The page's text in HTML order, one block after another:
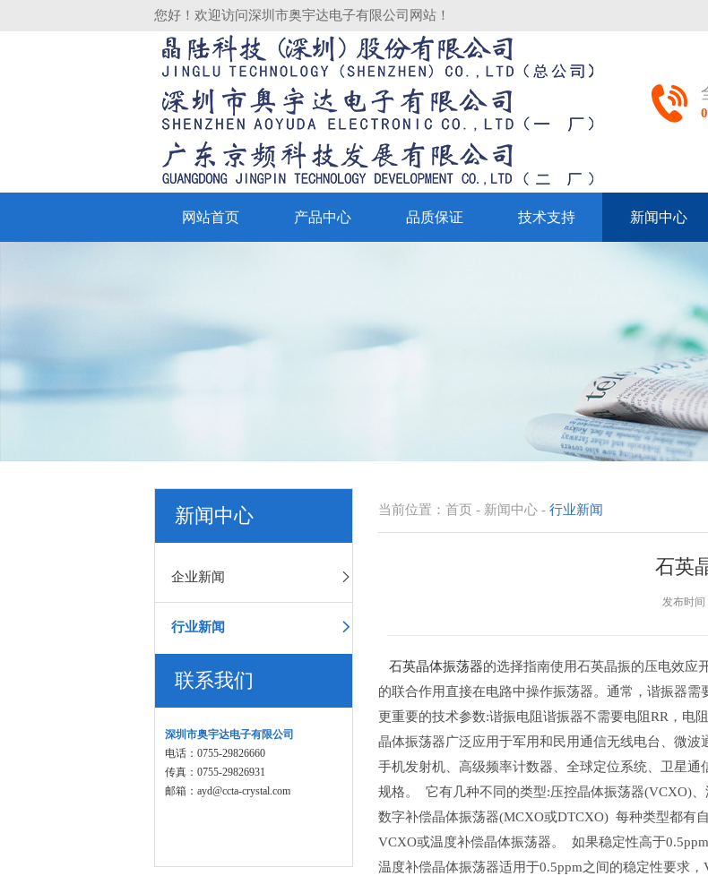
您好！欢迎访问深圳市奥宇达电子有限公司网站！
网站首页 产品中心 品质保证 技术支持 新闻中心
当前位置： 首页 - 新闻中心 - 行业新闻
石英
发布时间
石英晶体振荡器的选择指南使用石英晶振的压电效应
的联合作用直接在电路中操作振荡器。通常，谐振器
更重要的技术参数:谐振电阻谐振器不需要电阻RR，电
晶体振荡器广泛应用于军用和民用通信无线电台、微波
手机发射机、高级频率计数器、全球定位系统、卫星
规格。 它有几种不同的类型:压控晶体振荡器(VCXO)
数字补偿晶体振荡器(MCXO或DTCXO) 每种类型都有
VCXO或温度补偿晶体振荡器。 如果稳定性高于
温度补偿晶体振荡器适用于0.5ppm之间的稳定性要求
新闻中心
企业新闻
行业新闻
联系我们
深圳市奥宇达电子有限公司
电话：0755-29826660
传真：0755-29826931
邮箱：ayd@ccta-crystal.com